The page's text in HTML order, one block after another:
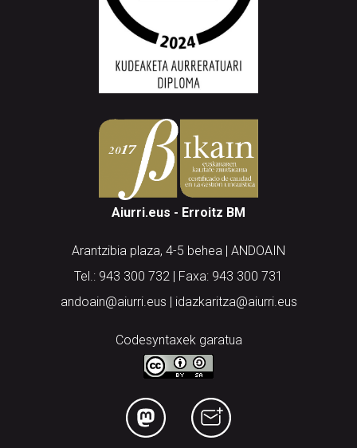
Aiurri.eus - Erroitz BM
Arantzibia plaza, 4-5 behea | ANDOAIN
Tel.: 943 300 732 | Faxa: 943 300 731
andoain@aiurri.eus | idazkaritza@aiurri.eus
Codesyntaxek garatua